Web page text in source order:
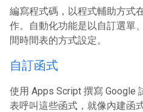
編寫程式碼，以程式輔助方式
作。自動化功能是以自訂選單
間時間表的方式設定。
自訂函式
使用 Apps Script 撰寫 Google
表呼叫這些函式，就像內建函